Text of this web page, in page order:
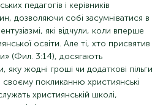
педагогів і керівників
дозволяючи собі засумніватися в
які відчули, коли вперше
освіти. Але ті, хто присвятив
(Фил. 3:14), досягають
яку жодні гроші чи додаткові пільги
своєму покликанню християнські
християнській школі,